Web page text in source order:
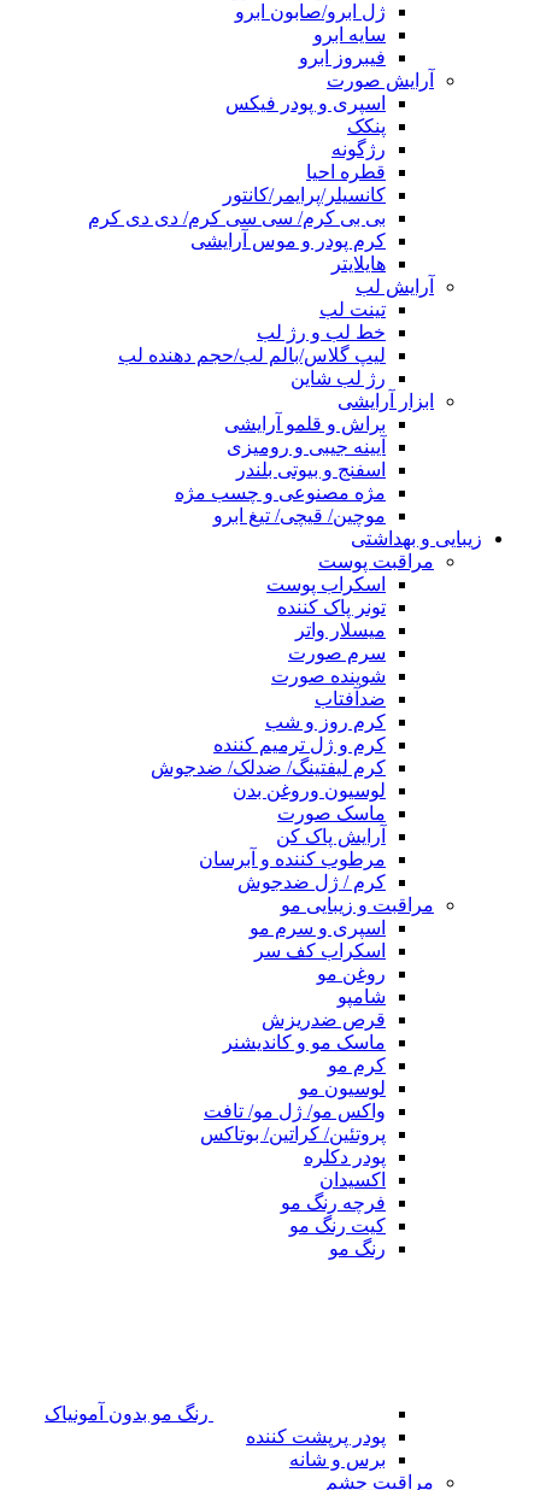
ژل ابرو/صابون ابرو
سایه ابرو
فیبروز ابرو
آرایش صورت
اسپری و پودر فیکس
پنکک
رژگونه
قطره احیا
کانسیلر/پرایمر/کانتور
بی بی کرم/ سی سی کرم/ دی دی کرم
کرم پودر و موس آرایشی
هایلایتر
آرایش لب
تینت لب
خط لب و رژ لب
لیپ گلاس/بالم لب/حجم دهنده لب
رژ لب شاین
ابزار آرایشی
براش و قلمو آرایشی
آیینه جیبی و رومیزی
اسفنج و بیوتی بلندر
مژه مصنوعی و چسب مژه
موچین/ قیچی/ تیغ ابرو
زیبایی و بهداشتی
مراقبت پوست
اسکراب پوست
تونر پاک کننده
میسلار واتر
سرم صورت
شوینده صورت
ضدآفتاب
کرم روز و شب
کرم و ژل ترمیم کننده
کرم لیفتینگ/ ضدلک/ ضدجوش
لوسیون وروغن بدن
ماسک صورت
آرایش پاک کن
مرطوب کننده و آبرسان
کرم / ژل ضدجوش
مراقبت و زیبایی مو
اسپری و سرم مو
اسکراب کف سر
روغن مو
شامپو
قرص ضدریزش
ماسک مو و کاندیشنر
کرم مو
لوسیون مو
واکس مو/ ژل مو/ تافت
پروتئین/ کراتین/ بوتاکس
پودر دکلره
اکسیدان
فرچه رنگ مو
کیت رنگ مو
رنگ مو
رنگ مو بدون آمونیاک
پودر پرپشت کننده
برس و شانه
مراقبت چشم